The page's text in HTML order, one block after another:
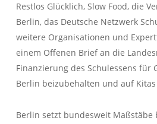
Restlos Glücklich, Slow Food, die
Berlin, das Deutsche Netzwerk
weitere Organisationen und
einem Offenen Brief an die
Finanzierung des Schulessens
Berlin beizubehalten und auf
Berlin setzt bundesweit Maßstäbe